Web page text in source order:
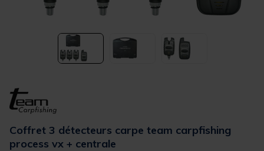
Coffret 3 détecteurs carpe team carpfishing
process vx + centrale